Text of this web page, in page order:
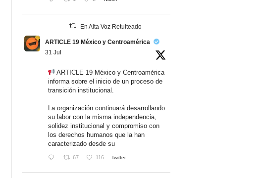
En Alta Voz Retuiteado
ARTICLE 19 México y Centroamérica
31 Jul
ARTICLE 19 México y Centroamérica
informa sobre el inicio de un proceso de
transición institucional.
La organización continuará desarrollando
su labor con la misma independencia,
solidez institucional y compromiso con
los derechos humanos que la han
caracterizado desde su
67 116 Twitter